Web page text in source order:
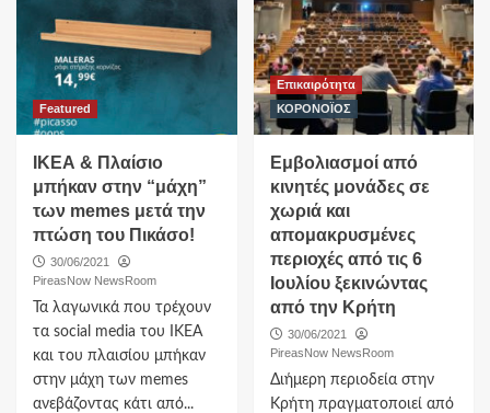
Featured
ΙΚΕΑ & Πλαίσιο
μπήκαν στην “μάχη”
των memes μετά την
πτώση του Πικάσο!
30/06/2021
PireasNow NewsRoom
Τα λαγωνικά που τρέχουν
τα social media του ΙΚΕΑ
και του πλαισίου μπήκαν
στην μάχη των memes
ανεβάζοντας κάτι από...
Επικαιρότητα
ΚΟΡΟΝΟΪΟΣ
Εμβολιασμοί από
κινητές μονάδες σε
χωριά και
απομακρυσμένες
περιοχές από τις 6
Ιουλίου ξεκινώντας
από την Κρήτη
30/06/2021
PireasNow NewsRoom
Διήμερη περιοδεία στην
Κρήτη πραγματοποιεί από